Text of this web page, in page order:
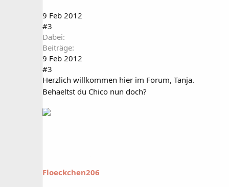
9 Feb 2012
#3
Dabei
Beiträge
9 Feb 2012
#3
Herzlich willkommen hier im Forum, Tanja.
Behaeltst du Chico nun doch?
Floeckchen206